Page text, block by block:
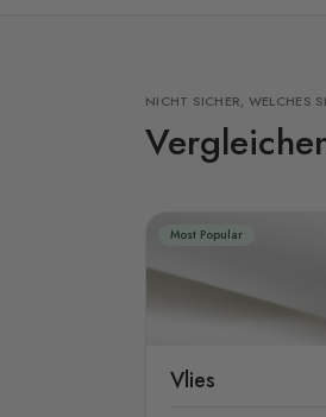
NICHT SICHER, WELCHES
Most Popular
Vlies